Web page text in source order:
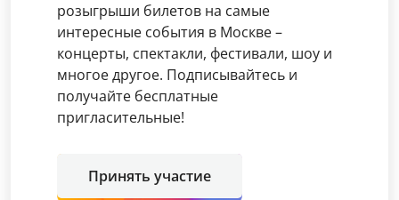
розыгрыши билетов на самые
интересные события в Москве –
концерты, спектакли, фестивали, шоу и
многое другое. Подписывайтесь и
получайте бесплатные
пригласительные!
Принять участие